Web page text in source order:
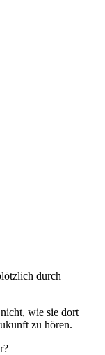
durch
wie sie dort
zu hören.